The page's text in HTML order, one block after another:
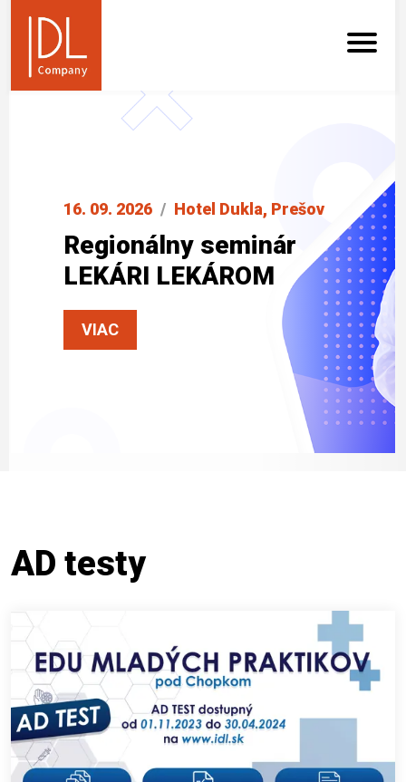
16. 09. 2026 / Hotel Dukla, Prešov
Regionálny seminár
LEKÁRI LEKÁROM
VIAC
AD testy